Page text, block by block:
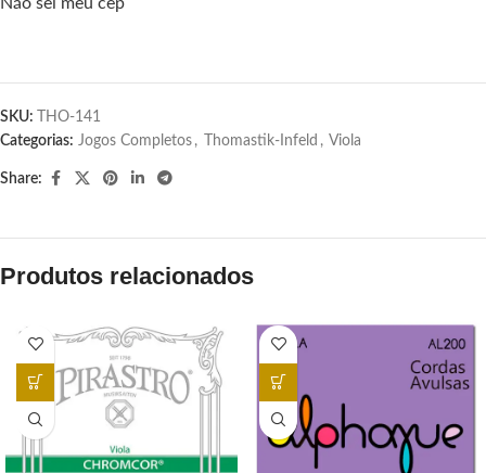
SKU:
THO-141
Categorias: Jogos Completos , Thomastik-Infeld , Viola
Share:
Produtos relacionados